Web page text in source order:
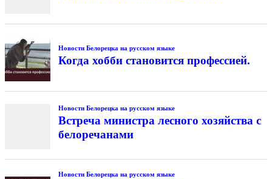
Новости Белорецка на русском языке
Когда хобби становится профессией.
Новости Белорецка на русском языке
Встреча министра лесного хозяйства с
белоречанами
Новости Белорецка на русском языке